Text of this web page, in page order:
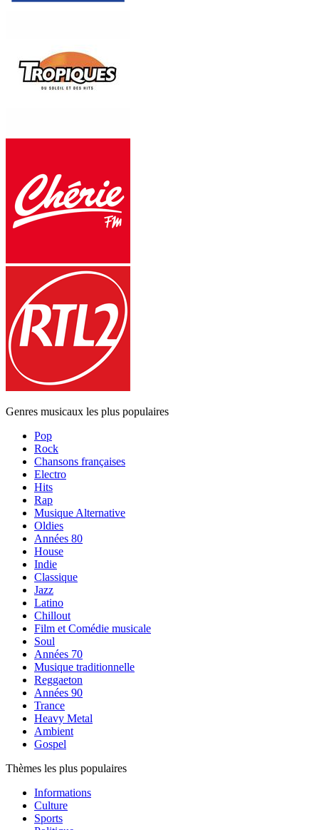
Genres musicaux les plus populaires
Pop
Rock
Chansons françaises
Electro
Hits
Rap
Musique Alternative
Oldies
Années 80
House
Indie
Classique
Jazz
Latino
Chillout
Film et Comédie musicale
Soul
Années 70
Musique traditionnelle
Reggaeton
Années 90
Trance
Heavy Metal
Ambient
Gospel
Thèmes les plus populaires
Informations
Culture
Sports